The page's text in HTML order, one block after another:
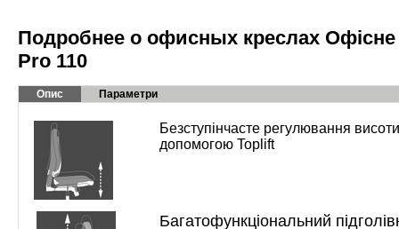
Подробнее о офисных креслах Офісне
Pro 110
Опис Параметри
Безступінчасте регулювання
допомогою Toplift
Багатофункціональний